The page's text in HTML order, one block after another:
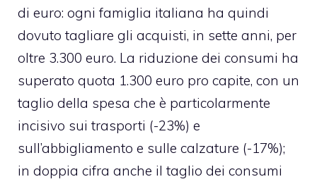
di euro: ogni famiglia italiana ha quindi
dovuto tagliare gli acquisti, in sette anni, per
oltre 3.300 euro. La riduzione dei consumi ha
superato quota 1.300 euro pro capite, con un
taglio della spesa che è particolarmente
incisivo sui trasporti (-23%) e
sull’abbigliamento e sulle calzature (-17%);
in doppia cifra anche il taglio dei consumi